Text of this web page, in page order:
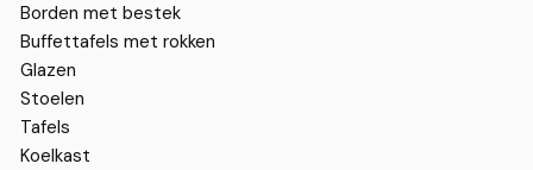
Borden met bestek
Buffettafels met rokken
Glazen
Stoelen
Tafels
Koelkast